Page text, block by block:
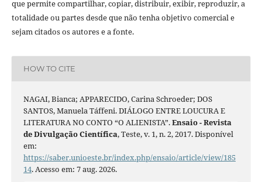
que permite compartilhar, copiar, distribuir, exibir, reproduzir, a
totalidade ou partes desde que não tenha objetivo comercial e
sejam citados os autores e a fonte.
HOW TO CITE
NAGAI, Bianca; APPARECIDO, Carina Schroeder; DOS
SANTOS, Manuela Táffeni. DIÁLOGO ENTRE LOUCURA E
LITERATURA NO CONTO “O ALIENISTA”.Ensaio - Revista
de Divulgação Científica, Teste, v. 1, n. 2, 2017. Disponível
em:
https://saber.unioeste.br/index.php/ensaio/article/view/185
14. Acesso em: 7 aug. 2026.